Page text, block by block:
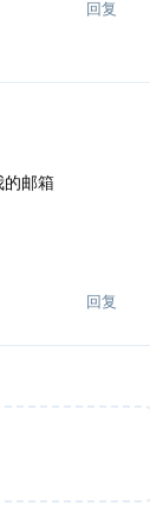
回复
的邮箱
回复